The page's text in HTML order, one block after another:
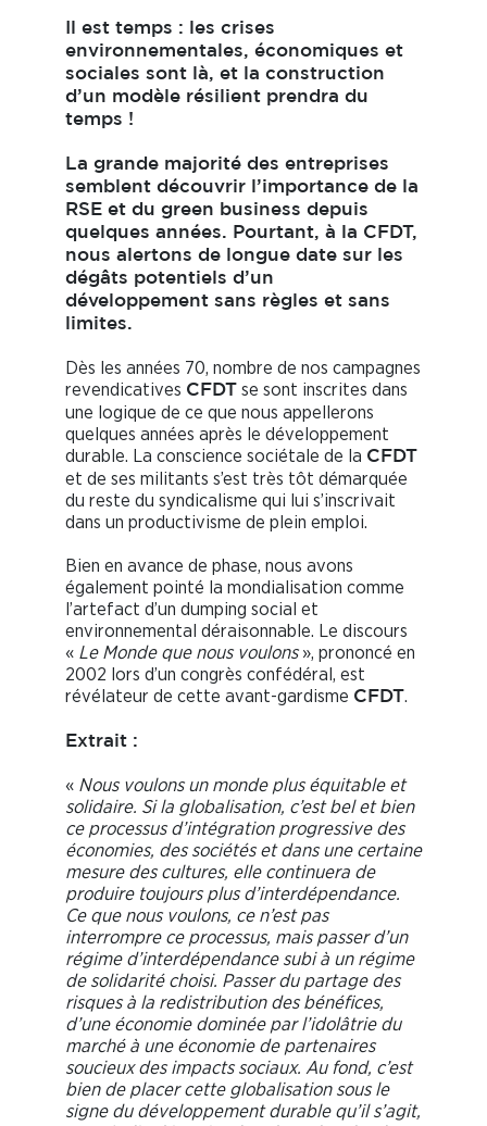
Il est temps : les crises
environnementales, économiques et
sociales sont là, et la construction
d’un modèle résilient prendra du
temps !
La grande majorité des entreprises
semblent découvrir l’importance de la
RSE et du green business depuis
quelques années. Pourtant, à la CFDT,
nous alertons de longue date sur les
dégâts potentiels d’un
développement sans règles et sans
limites.
Dès les années 70, nombre de nos campagnes
revendicatives CFDT
se sont inscrites dans
une logique de ce que nous appellerons
quelques années après le développement
durable. La conscience sociétale de la CFDT
et de ses militants s’est très tôt démarquée
du reste du syndicalisme qui lui s’inscrivait
dans un productivisme de plein emploi.
Bien en avance de phase, nous avons
également pointé la mondialisation comme
l’artefact d’un dumping social et
environnemental déraisonnable. Le discours
« Le Monde que nous voulons», prononcé en
2002 lors d’un congrès confédéral, est
révélateur de cette avant-gardisme CFDT .
Extrait :
« Nous voulons un monde plus équitable et
solidaire. Si la globalisation, c’est bel et bien
ce processus d’intégration progressive des
économies, des sociétés et dans une certaine
mesure des cultures, elle continuera de
produire toujours plus d’interdépendance.
Ce que nous voulons, ce n’est pas
interrompre ce processus, mais passer d’un
régime d’interdépendance subi à un régime
de solidarité choisi. Passer du partage des
risques à la redistribution des bénéfices,
d’une économie dominée par l’idolâtrie du
marché à une économie de partenaires
soucieux des impacts sociaux. Au fond, c’est
bien de placer cette globalisation sous le
signe du développement durable qu’il s’agit,